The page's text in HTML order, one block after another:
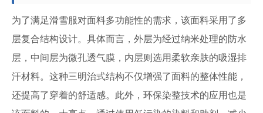
为了满足滑雪服对面料多功能性的需求，该面料采用了多
层复合结构设计。具体而言，外层为经过纳米处理的防水
层，中间层为微孔透气膜，内层则选用柔软亲肤的吸湿排
汗材料。这种三明治式结构不仅增强了面料的整体性能，
还提高了穿着的舒适感。此外，环保染整技术的应用也是